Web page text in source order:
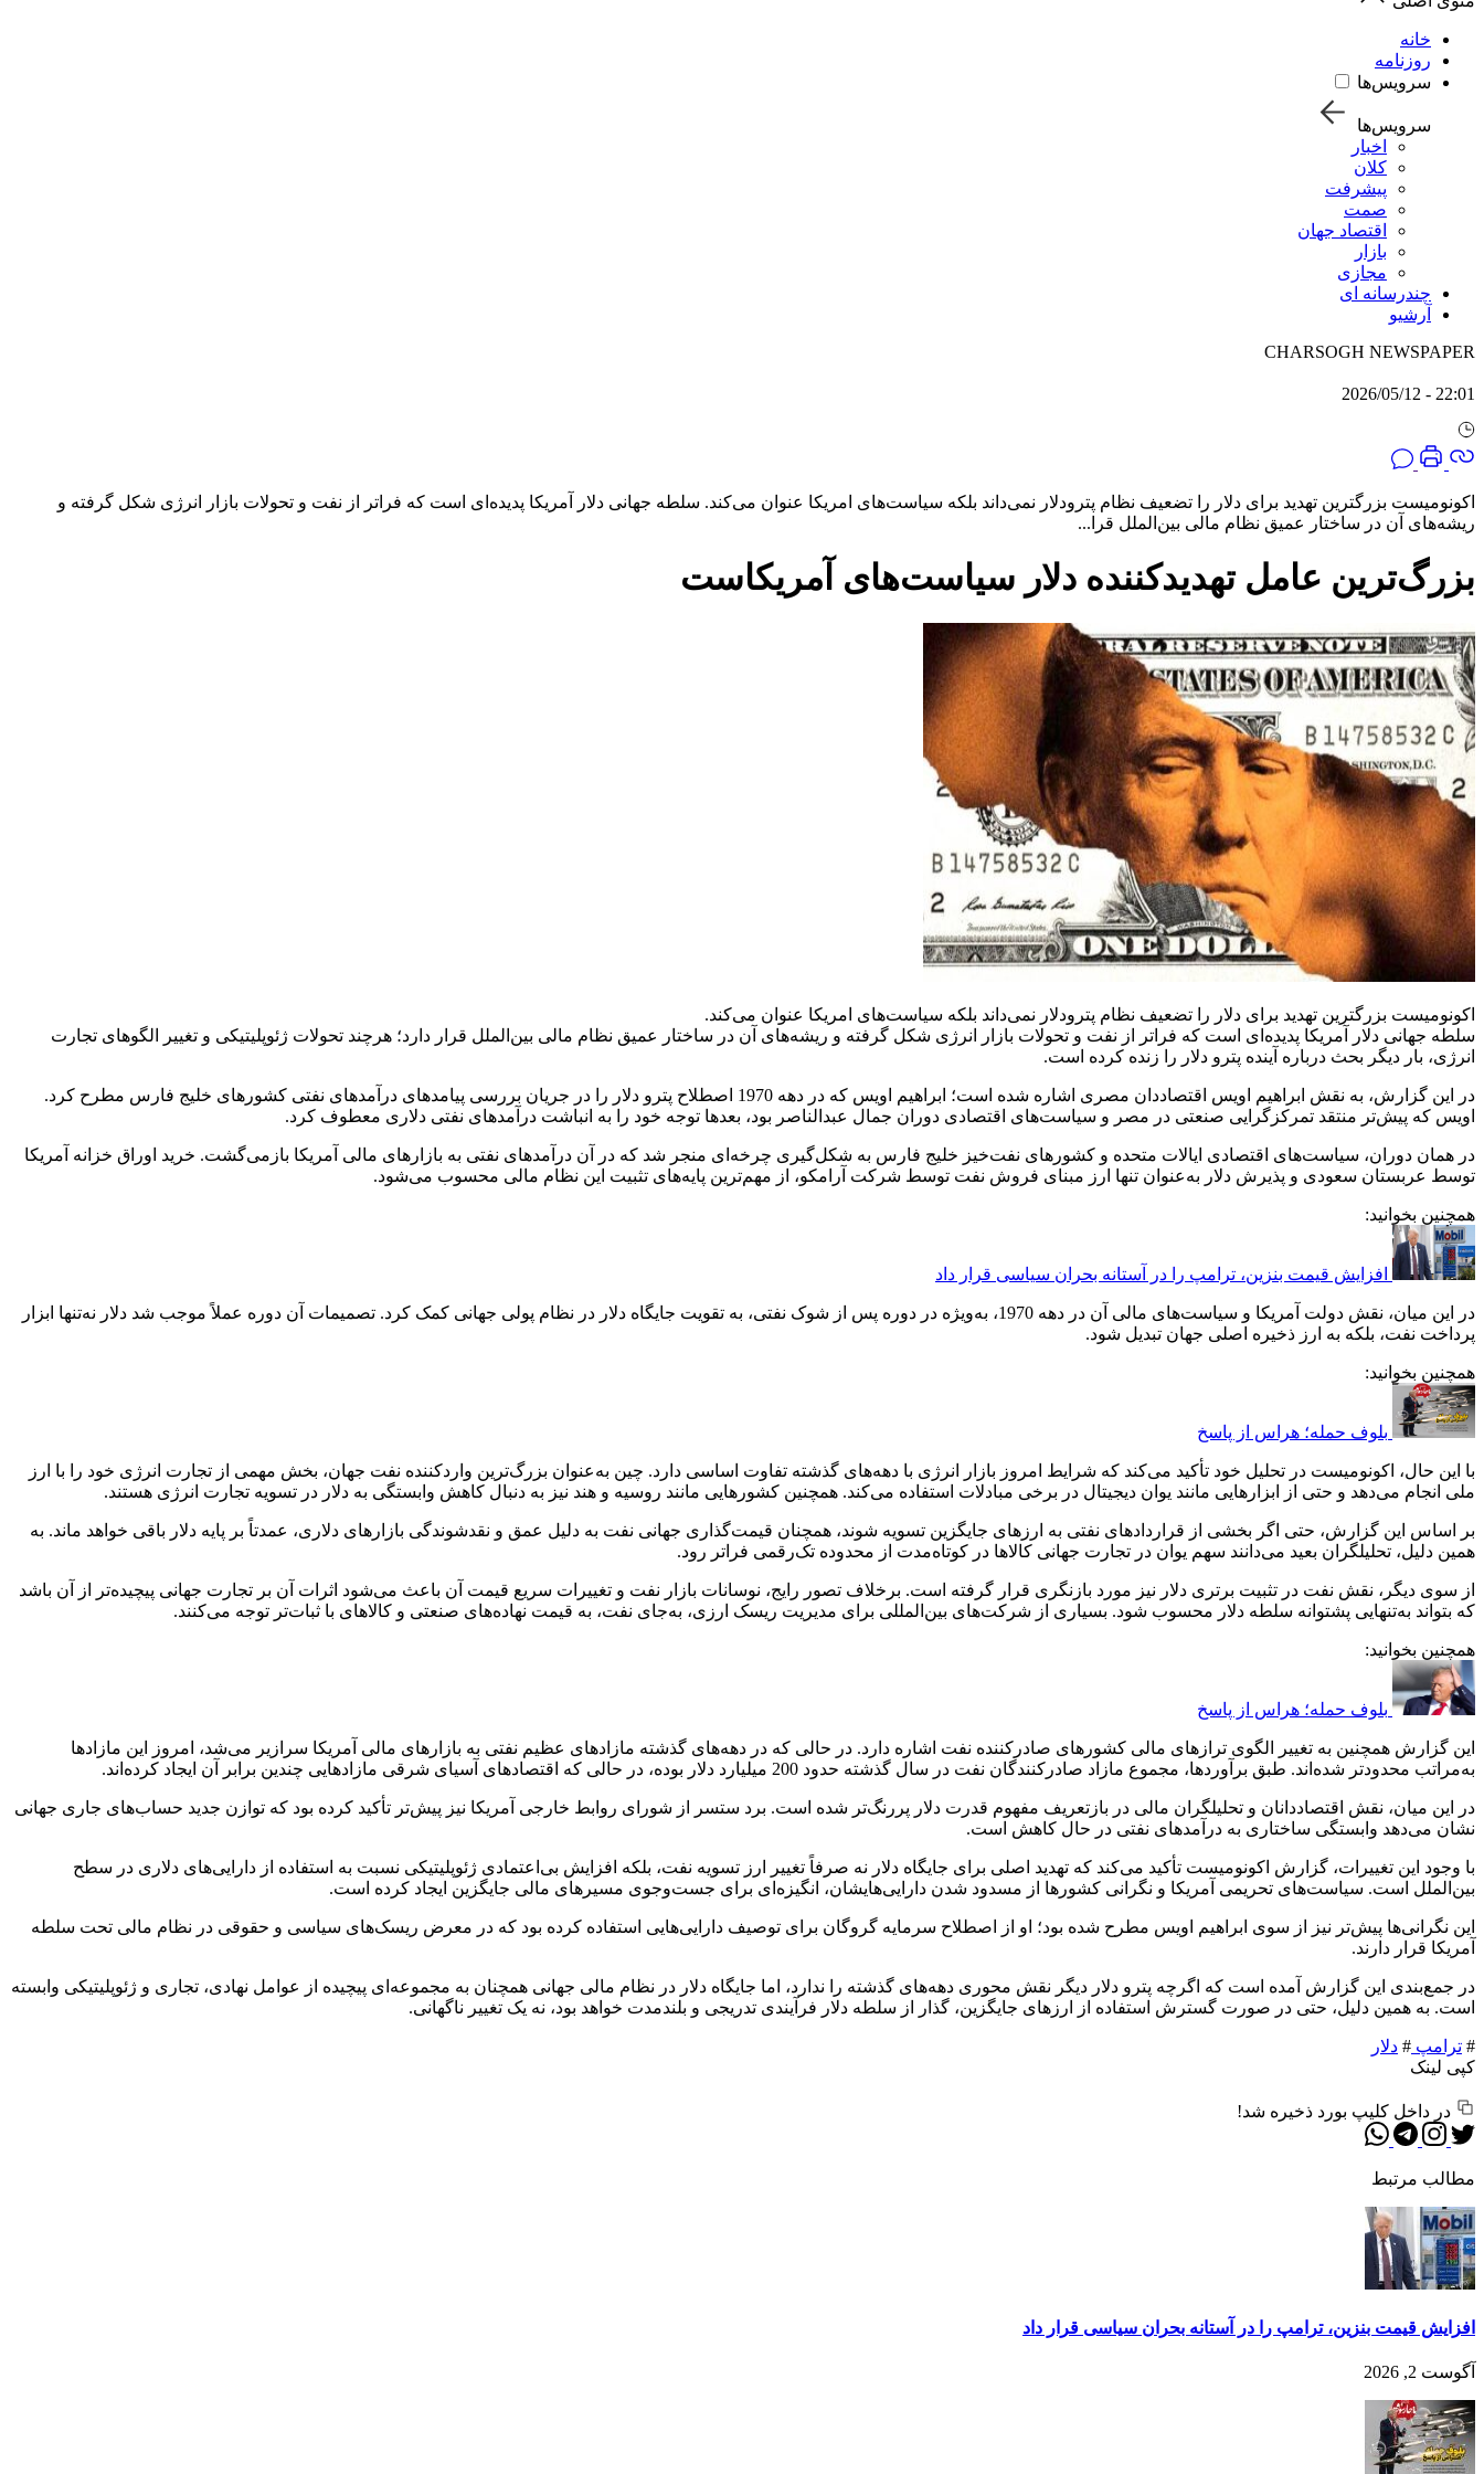
خانه
روزنامه
سرویس‌ها
سرویس‌ها
اخبار
کلان
پیشرفت
صمت
اقتصاد جهان
بازار
مجازی
چندرسانه ای
آرشیو
CHARSOGH NEWSPAPER
22:01 - 2026/05/12
اکونومیست بزرگترین تهدید برای دلار را تضعیف نظام پترودلار نمی‌داند بلکه سیاست‌های امریکا عنوان می‌کند. سلطه جهانی دلار آمریکا پدیده‌ای است که فراتر از نفت و تحولات بازار انرژی شکل گرفته و
ریشه‌های آن در ساختار عمیق نظام مالی بین‌الملل قرا...
بزرگ‌ترین عامل تهدیدکننده دلار سیاست‌های آمریکاست
اکونومیست بزرگترین تهدید برای دلار را تضعیف نظام پترودلار نمی‌داند بلکه سیاست‌های امریکا عنوان می‌کند.
سلطه جهانی دلار آمریکا پدیده‌ای است که فراتر از نفت و تحولات بازار انرژی شکل گرفته و ریشه‌های آن در ساختار عمیق نظام مالی بین‌الملل قرار دارد؛ هرچند تحولات ژئوپلیتیکی و تغییر الگوهای تجارت
انرژی، بار دیگر بحث درباره آینده پترو دلار را زنده کرده است.
در این گزارش، به نقش ابراهیم اویس اقتصاددان مصری اشاره شده است؛ ابراهیم اویس که در دهه 1970 اصطلاح پترو دلار را در جریان بررسی پیامدهای درآمدهای نفتی کشورهای خلیج فارس مطرح کرد.
اویس که پیش‌تر منتقد تمرکزگرایی صنعتی در مصر و سیاست‌های اقتصادی دوران جمال عبدالناصر بود، بعدها توجه خود را به انباشت درآمدهای نفتی دلاری معطوف کرد.
در همان دوران، سیاست‌های اقتصادی ایالات متحده و کشورهای نفت‌خیز خلیج فارس به شکل‌گیری چرخه‌ای منجر شد که در آن درآمدهای نفتی به بازارهای مالی آمریکا بازمی‌گشت. خرید اوراق خزانه آمریکا
توسط عربستان سعودی و پذیرش دلار به‌عنوان تنها ارز مبنای فروش نفت توسط شرکت آرامکو، از مهم‌ترین پایه‌های تثبیت این نظام مالی محسوب می‌شود.
همچنین بخوانید:
افزایش قیمت بنزین، ترامپ را در آستانه بحران سیاسی قرار داد
در این میان، نقش دولت آمریکا و سیاست‌های مالی آن در دهه 1970، به‌ویژه در دوره پس از شوک نفتی، به تقویت جایگاه دلار در نظام پولی جهانی کمک کرد. تصمیمات آن دوره عملاً موجب شد دلار نه‌تنها ابزار
پرداخت نفت، بلکه به ارز ذخیره اصلی جهان تبدیل شود.
همچنین بخوانید:
بلوف حمله؛ هراس از پاسخ
با این حال، اکونومیست در تحلیل خود تأکید می‌کند که شرایط امروز بازار انرژی با دهه‌های گذشته تفاوت اساسی دارد. چین به‌عنوان بزرگ‌ترین واردکننده نفت جهان، بخش مهمی از تجارت انرژی خود را با ارز
ملی انجام می‌دهد و حتی از ابزارهایی مانند یوان دیجیتال در برخی مبادلات استفاده می‌کند. همچنین کشورهایی مانند روسیه و هند نیز به دنبال کاهش وابستگی به دلار در تسویه تجارت انرژی هستند.
بر اساس این گزارش، حتی اگر بخشی از قراردادهای نفتی به ارزهای جایگزین تسویه شوند، همچنان قیمت‌گذاری جهانی نفت به دلیل عمق و نقدشوندگی بازارهای دلاری، عمدتاً بر پایه دلار باقی خواهد ماند. به
همین دلیل، تحلیلگران بعید می‌دانند سهم یوان در تجارت جهانی کالاها در کوتاه‌مدت از محدوده تک‌رقمی فراتر رود.
از سوی دیگر، نقش نفت در تثبیت برتری دلار نیز مورد بازنگری قرار گرفته است. برخلاف تصور رایج، نوسانات بازار نفت و تغییرات سریع قیمت آن باعث می‌شود اثرات آن بر تجارت جهانی پیچیده‌تر از آن باشد
که بتواند به‌تنهایی پشتوانه سلطه دلار محسوب شود. بسیاری از شرکت‌های بین‌المللی برای مدیریت ریسک ارزی، به‌جای نفت، به قیمت نهاده‌های صنعتی و کالاهای با ثبات‌تر توجه می‌کنند.
همچنین بخوانید:
بلوف حمله؛ هراس از پاسخ
این گزارش همچنین به تغییر الگوی ترازهای مالی کشورهای صادرکننده نفت اشاره دارد. در حالی که در دهه‌های گذشته مازادهای عظیم نفتی به بازارهای مالی آمریکا سرازیر می‌شد، امروز این مازادها
به‌مراتب محدودتر شده‌اند. طبق برآوردها، مجموع مازاد صادرکنندگان نفت در سال گذشته حدود 200 میلیارد دلار بوده، در حالی که اقتصادهای آسیای شرقی مازادهایی چندین برابر آن ایجاد کرده‌اند.
در این میان، نقش اقتصاددانان و تحلیلگران مالی در بازتعریف مفهوم قدرت دلار پررنگ‌تر شده است. برد ستسر از شورای روابط خارجی آمریکا نیز پیش‌تر تأکید کرده بود که توازن جدید حساب‌های جاری جهانی
نشان می‌دهد وابستگی ساختاری به درآمدهای نفتی در حال کاهش است.
با وجود این تغییرات، گزارش اکونومیست تأکید می‌کند که تهدید اصلی برای جایگاه دلار نه صرفاً تغییر ارز تسویه نفت، بلکه افزایش بی‌اعتمادی ژئوپلیتیکی نسبت به استفاده از دارایی‌های دلاری در سطح
بین‌الملل است. سیاست‌های تحریمی آمریکا و نگرانی کشورها از مسدود شدن دارایی‌هایشان، انگیزه‌ای برای جست‌وجوی مسیرهای مالی جایگزین ایجاد کرده است.
این نگرانی‌ها پیش‌تر نیز از سوی ابراهیم اویس مطرح شده بود؛ او از اصطلاح سرمایه گروگان برای توصیف دارایی‌هایی استفاده کرده بود که در معرض ریسک‌های سیاسی و حقوقی در نظام مالی تحت سلطه
آمریکا قرار دارند.
در جمع‌بندی این گزارش آمده است که اگرچه پترو دلار دیگر نقش محوری دهه‌های گذشته را ندارد، اما جایگاه دلار در نظام مالی جهانی همچنان به مجموعه‌ای پیچیده از عوامل نهادی، تجاری و ژئوپلیتیکی وابسته
است. به همین دلیل، حتی در صورت گسترش استفاده از ارزهای جایگزین، گذار از سلطه دلار فرآیندی تدریجی و بلندمدت خواهد بود، نه یک تغییر ناگهانی.
# ترامپ # دلار
کپی لینک
در داخل کلیپ بورد ذخیره شد!
مطالب مرتبط
افزایش قیمت بنزین، ترامپ را در آستانه بحران سیاسی قرار داد
آگوست 2, 2026